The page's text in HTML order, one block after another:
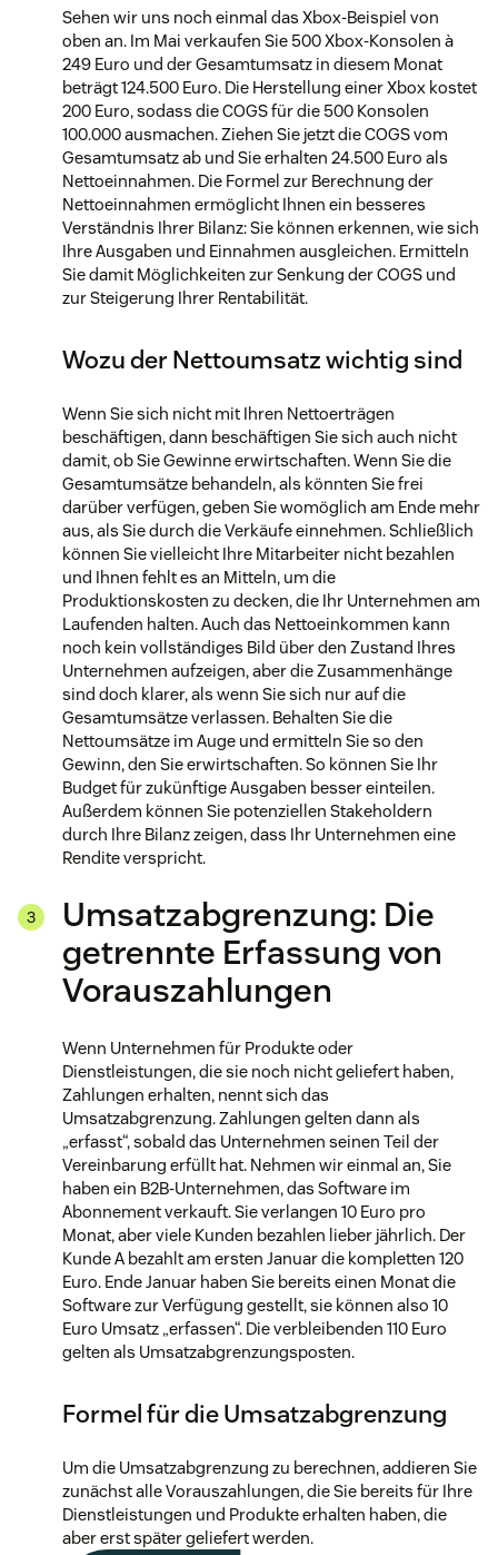
Sehen wir uns noch einmal das Xbox-Beispiel von
oben an. Im Mai verkaufen Sie 500 Xbox-Konsolen à
249 Euro und der Gesamtumsatz in diesem Monat
beträgt 124.500 Euro. Die Herstellung einer Xbox kostet
200 Euro, sodass die COGS für die 500 Konsolen
100.000 ausmachen. Ziehen Sie jetzt die COGS vom
Gesamtumsatz ab und Sie erhalten 24.500 Euro als
Nettoeinnahmen. Die Formel zur Berechnung der
Nettoeinnahmen ermöglicht Ihnen ein besseres
Verständnis Ihrer Bilanz: Sie können erkennen, wie sich
Ihre Ausgaben und Einnahmen ausgleichen. Ermitteln
Sie damit Möglichkeiten zur Senkung der COGS und
zur Steigerung Ihrer Rentabilität.
Wozu der Nettoumsatz wichtig sind
Wenn Sie sich nicht mit Ihren Nettoerträgen
beschäftigen, dann beschäftigen Sie sich auch nicht
damit, ob Sie Gewinne erwirtschaften. Wenn Sie die
Gesamtumsätze behandeln, als könnten Sie frei
darüber verfügen, geben Sie womöglich am Ende mehr
aus, als Sie durch die Verkäufe einnehmen. Schließlich
können Sie vielleicht Ihre Mitarbeiter nicht bezahlen
und Ihnen fehlt es an Mitteln, um die
Produktionskosten zu decken, die Ihr Unternehmen am
Laufenden halten. Auch das Nettoeinkommen kann
noch kein vollständiges Bild über den Zustand Ihres
Unternehmen aufzeigen, aber die Zusammenhänge
sind doch klarer, als wenn Sie sich nur auf die
Gesamtumsätze verlassen. Behalten Sie die
Nettoumsätze im Auge und ermitteln Sie so den
Gewinn, den Sie erwirtschaften. So können Sie Ihr
Budget für zukünftige Ausgaben besser einteilen.
Außerdem können Sie potenziellen Stakeholdern
durch Ihre Bilanz zeigen, dass Ihr Unternehmen eine
Rendite verspricht.
Umsatzabgrenzung: Die
getrennte Erfassung von
Vorauszahlungen
Wenn Unternehmen für Produkte oder
Dienstleistungen, die sie noch nicht geliefert haben,
Zahlungen erhalten, nennt sich das
Umsatzabgrenzung. Zahlungen gelten dann als
„erfasst“, sobald das Unternehmen seinen Teil der
Vereinbarung erfüllt hat. Nehmen wir einmal an, Sie
haben ein B2B-Unternehmen, das Software im
Abonnement verkauft. Sie verlangen 10 Euro pro
Monat, aber viele Kunden bezahlen lieber jährlich. Der
Kunde A bezahlt am ersten Januar die kompletten 120
Euro. Ende Januar haben Sie bereits einen Monat die
Software zur Verfügung gestellt, sie können also 10
Euro Umsatz „erfassen“. Die verbleibenden 110 Euro
gelten als Umsatzabgrenzungsposten.
Formel für die Umsatzabgrenzung
Um die Umsatzabgrenzung zu berechnen, addieren Sie
zunächst alle Vorauszahlungen, die Sie bereits für Ihre
Dienstleistungen und Produkte erhalten haben, die
aber erst später geliefert werden.